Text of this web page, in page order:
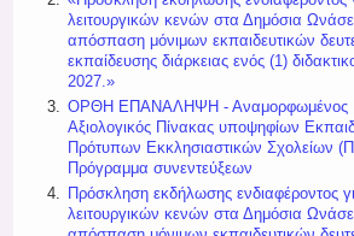
λειτουργικών κενών στα Δημόσια
απόσπαση μόνιμων εκπαιδευτικών
εκπαίδευσης διάρκειας ενός (1)
2027.»
ΟΡΘΗ ΕΠΑΝΑΛΗΨΗ - Αναμορφωμένος
Αξιολογικός Πίνακας υποψηφίων
Πρότυπων Εκκλησιαστικών Σχολείων
Πρόγραμμα συνεντεύξεων
Πρόσκληση εκδήλωσης ενδιαφέροντος
λειτουργικών κενών στα Δημόσια